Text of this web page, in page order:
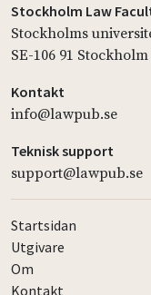
Stockholm Law
Stockholms
SE-106 91 Stockholm
Kontakt
info@lawpub.se
Teknisk support
support@lawpub.se
Startsidan
Utgivare
Om
Kontakt